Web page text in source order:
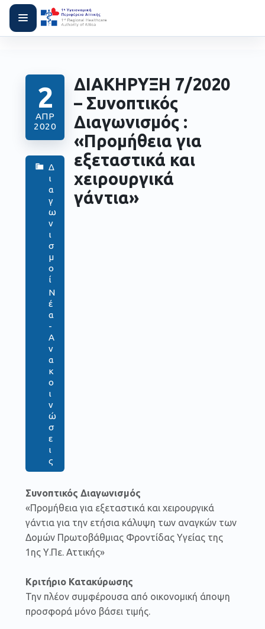
2
ΑΠΡ
2020
Δ
ι
α
γ
ω
ν
ι
σ
μ
ο
ί
Ν
έ
α
-
Α
ν
α
κ
ο
ι
ν
ώ
σ
ε
ι
ς
ΔΙΑΚΗΡΥΞΗ 7/2020
– Συνοπτικός
Διαγωνισμός :
«Προμήθεια για
εξεταστικά και
χειρουργικά
γάντια»
Συνοπτικός Διαγωνισμός
«Προμήθεια για εξεταστικά και χειρουργικά
γάντια για την ετήσια κάλυψη των αναγκών των
Δομών Πρωτοβάθμιας Φροντίδας Υγείας της
1ης Υ.Πε. Αττικής»
Κριτήριο Κατακύρωσης
Την πλέον συμφέρουσα από οικονομική άποψη
προσφορά μόνο βάσει τιμής.